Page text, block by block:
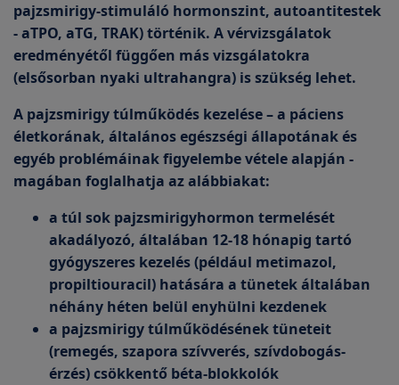
pajzsmirigy-stimuláló hormonszint, autoantitestek
- aTPO, aTG, TRAK) történik. A vérvizsgálatok
eredményétől függően más vizsgálatokra
(elsősorban nyaki ultrahangra) is szükség lehet.
A pajzsmirigy túlműködés kezelése – a páciens
életkorának, általános egészségi állapotának és
egyéb problémáinak figyelembe vétele alapján -
magában foglalhatja az alábbiakat:
a túl sok pajzsmirigyhormon termelését
akadályozó, általában 12-18 hónapig tartó
gyógyszeres kezelés (például metimazol,
propiltiouracil) hatására a tünetek általában
néhány héten belül enyhülni kezdenek
a pajzsmirigy túlműködésének tüneteit
(remegés, szapora szívverés, szívdobogás-
érzés) csökkentő béta-blokkolók